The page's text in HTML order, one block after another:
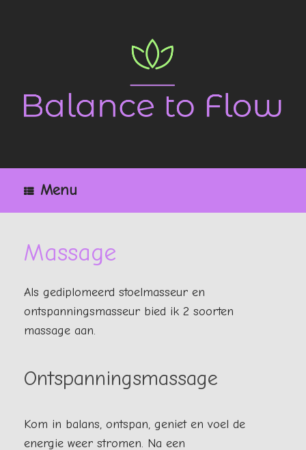
Menu
Massage
Als gediplomeerd stoelmasseur en
ontspanningsmasseur bied ik 2 soorten
massage aan.
Ontspanningsmassage
Kom in balans, ontspan, geniet en voel de
energie weer stromen. Na een